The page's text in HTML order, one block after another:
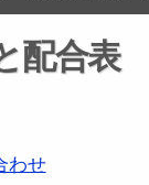
配合
わせ